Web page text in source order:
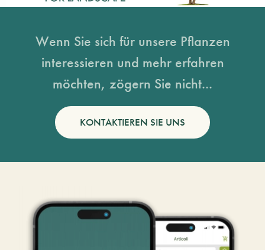
Wenn Sie sich für unsere Pflanzen
interessieren und mehr erfahren
möchten, zögern Sie nicht...
KONTAKTIEREN SIE UNS